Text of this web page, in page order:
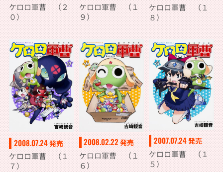
ケロロ軍曹 （２
０）
ケロロ軍曹 （１
９）
ケロロ軍曹 （１
８）
2008.07.24発売
ケロロ軍曹 （１
７）
2008.02.22 発売
ケロロ軍曹 （１
６）
2007.07.24発売
ケロロ軍曹 （１
５）